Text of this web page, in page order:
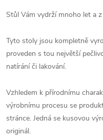
Stůl Vám vydrží mnoho let a
Tyto stoly jsou kompletně
proveden s tou největší
natírání či lakování.
Vzhledem k přírodnímu
výrobnímu procesu se
stránce. Jedná se kusovou
originál.